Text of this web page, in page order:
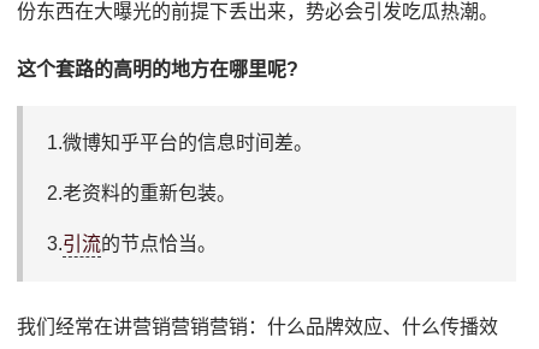
份东西在大曝光的前提下丢出来，势必会引发吃瓜热潮。
这个套路的高明的地方在哪里呢?
1.微博知乎平台的信息时间差。
2.老资料的重新包装。
3.引流的节点恰当。
我们经常在讲营销营销营销：什么品牌效应、什么传播效